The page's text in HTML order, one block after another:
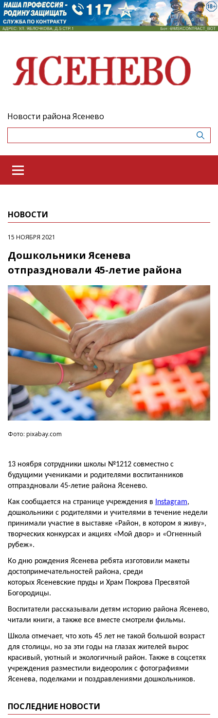
Новости района Ясенево
НОВОСТИ
15 НОЯБРЯ 2021
Дошкольники Ясенева
отпраздновали 45-летие района
Фото: pixabay.com
13 ноября сотрудники школы №1212 совместно с
будущими учениками и родителями воспитанников
отпраздновали 45-летие района Ясенево.
Как сообщается на странице учреждения в Instagram,
дошкольники с родителями и учителями в течение недели
принимали участие в выставке «Район, в котором я живу»,
творческих конкурсах и акциях «Мой двор» и «Огненный
рубеж».
Ко дню рождения Ясенева ребята изготовили макеты
достопримечательностей района, среди
которых Ясеневские пруды и Храм Покрова Пресвятой
Богородицы.
Воспитатели рассказывали детям историю района Ясенево,
читали книги, а также все вместе смотрели фильмы.
Школа отмечает, что хоть 45 лет не такой большой возраст
для столицы, но за эти годы на глазах жителей вырос
красивый, уютный и экологичный район. Также в соцсетях
учреждения разместили видеоролик с фотографиями
Ясенева, поделками и поздравлениями дошкольников.
ПОСЛЕДНИЕ НОВОСТИ